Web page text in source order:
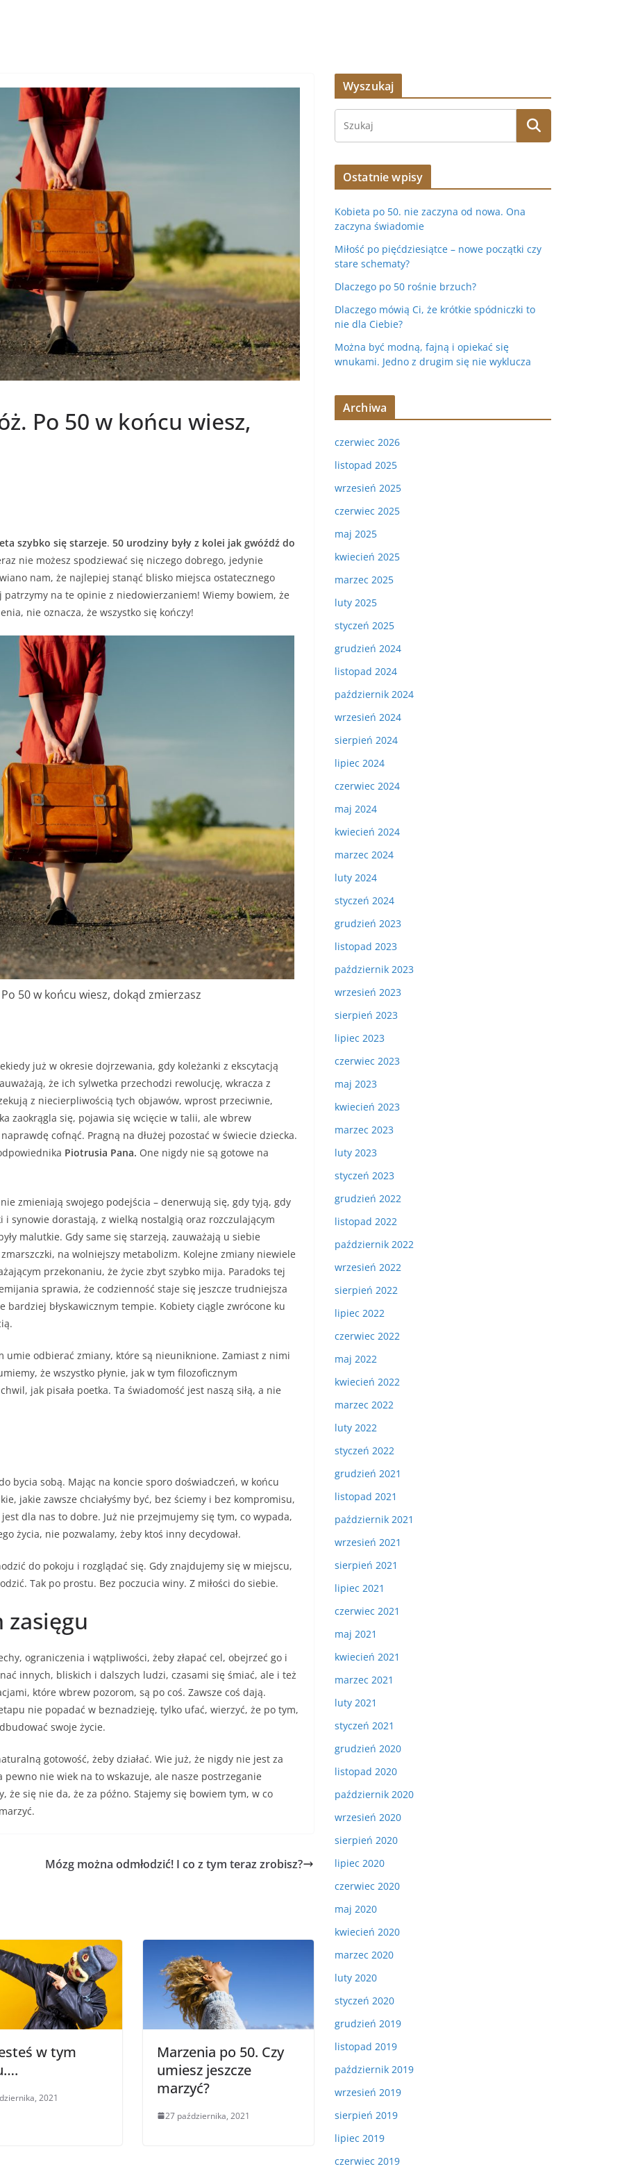
Po 50 w końcu wiesz,
szybko się starzeje. 50 urodziny były z kolei jak gwóźdź do
nie możesz spodziewać się niczego dobrego, jedynie
nam, że najlepiej stanąć blisko miejsca ostatecznego
na te opinie z niedowierzaniem! Wiemy bowiem, że
nie oznacza, że wszystko się kończy!
50 w końcu wiesz, dokąd zmierzasz
już w okresie dojrzewania, gdy koleżanki z ekscytacją
że ich sylwetka przechodzi rewolucję, wkracza z
z niecierpliwością tych objawów, wprost przeciwnie,
zaokrągla się, pojawia się wcięcie w talii, ale wbrew
cofnąć. Pragną na dłużej pozostać w świecie dziecka.
Piotrusia Pana. One nigdy nie są gotowe na
zmieniają swojego podejścia – denerwują się, gdy tyją, gdy
synowie dorastają, z wielką nostalgią oraz rozczulającym
malutkie. Gdy same się starzeją, zauważają u siebie
na wolniejszy metabolizm. Kolejne zmiany niewiele
przekonaniu, że życie zbyt szybko mija. Paradoks tej
sprawia, że codzienność staje się jeszcze trudniejsza
bardziej błyskawicznym tempie. Kobiety ciągle zwrócone ku
umie odbierać zmiany, które są nieuniknione. Zamiast z nimi
że wszystko płynie, jak w tym filozoficznym
jak pisała poetka. Ta świadomość jest naszą siłą, a nie
bycia sobą. Mając na koncie sporo doświadczeń, w końcu
jakie zawsze chciałyśmy być, bez ściemy i bez kompromisu,
dla nas to dobre. Już nie przejmujemy się tym, co wypada,
życia, nie pozwalamy, żeby ktoś inny decydował.
do pokoju i rozglądać się. Gdy znajdujemy się w miejscu,
Tak po prostu. Bez poczucia winy. Z miłości do siebie.
ograniczenia i wątpliwości, żeby złapać cel, obejrzeć go i
innych, bliskich i dalszych ludzi, czasami się śmiać, ale i też
które wbrew pozorom, są po coś. Zawsze coś dają.
nie popadać w beznadzieję, tylko ufać, wierzyć, że po tym,
swoje życie.
gotowość, żeby działać. Wie już, że nigdy nie jest za
nie wiek na to wskazuje, ale nasze postrzeganie
że się nie da, że za późno. Stajemy się bowiem tym, w co
Mózg można odmłodzić! I co z tym teraz zrobisz?
w tym
2021
Marzenia po 50. Czy
umiesz jeszcze
marzyć?
27 października, 2021
Wyszukaj
Ostatnie wpisy
Kobieta po 50. nie zaczyna od nowa. Ona
zaczyna świadomie
Miłość po pięćdziesiątce – nowe początki czy
stare schematy?
Dlaczego po 50 rośnie brzuch?
Dlaczego mówią Ci, że krótkie spódniczki to
nie dla Ciebie?
Można być modną, fajną i opiekać się
wnukami. Jedno z drugim się nie wyklucza
Archiwa
czerwiec 2026
listopad 2025
wrzesień 2025
czerwiec 2025
maj 2025
kwiecień 2025
marzec 2025
luty 2025
styczeń 2025
grudzień 2024
listopad 2024
październik 2024
wrzesień 2024
sierpień 2024
lipiec 2024
czerwiec 2024
maj 2024
kwiecień 2024
marzec 2024
luty 2024
styczeń 2024
grudzień 2023
listopad 2023
październik 2023
wrzesień 2023
sierpień 2023
lipiec 2023
czerwiec 2023
maj 2023
kwiecień 2023
marzec 2023
luty 2023
styczeń 2023
grudzień 2022
listopad 2022
październik 2022
wrzesień 2022
sierpień 2022
lipiec 2022
czerwiec 2022
maj 2022
kwiecień 2022
marzec 2022
luty 2022
styczeń 2022
grudzień 2021
listopad 2021
październik 2021
wrzesień 2021
sierpień 2021
lipiec 2021
czerwiec 2021
maj 2021
kwiecień 2021
marzec 2021
luty 2021
styczeń 2021
grudzień 2020
listopad 2020
październik 2020
wrzesień 2020
sierpień 2020
lipiec 2020
czerwiec 2020
maj 2020
kwiecień 2020
marzec 2020
luty 2020
styczeń 2020
grudzień 2019
listopad 2019
październik 2019
wrzesień 2019
sierpień 2019
lipiec 2019
czerwiec 2019